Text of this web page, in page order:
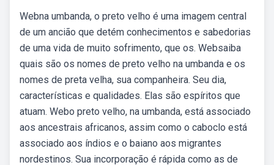
Webna umbanda, o preto velho é uma imagem central
de um ancião que detém conhecimentos e sabedorias
de uma vida de muito sofrimento, que os. Websaiba
quais são os nomes de preto velho na umbanda e os
nomes de preta velha, sua companheira. Seu dia,
características e qualidades. Elas são espíritos que
atuam. Webo preto velho, na umbanda, está associado
aos ancestrais africanos, assim como o caboclo está
associado aos índios e o baiano aos migrantes
nordestinos. Sua incorporação é rápida como as de